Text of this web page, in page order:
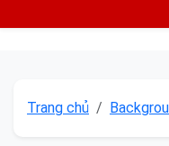
Trang chủ